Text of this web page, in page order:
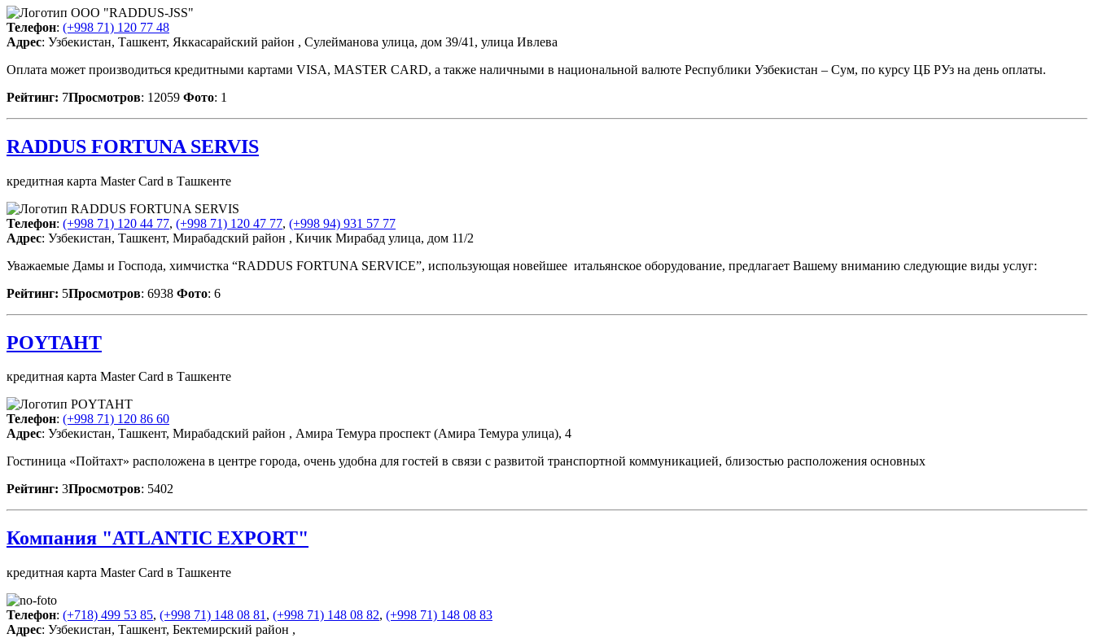
Телефон: (+998 71) 120 77 48
Адрес: Узбекистан, Ташкент, Яккасарайский район , Сулейманова улица, дом 39/41, улица Ивлева
Оплата может производиться кредитными картами VISA, MASTER CARD, а также наличными в национальной валюте Республики Узбекистан – Сум, по курсу ЦБ РУз на день оплаты.
Рейтинг: 7Просмотров: 12059 Фото: 1
RADDUS FORTUNA SERVIS
кредитная карта Master Card в Ташкенте
Телефон: (+998 71) 120 44 77, (+998 71) 120 47 77, (+998 94) 931 57 77
Адрес: Узбекистан, Ташкент, Мирабадский район , Кичик Мирабад улица, дом 11/2
Уважаемые Дамы и Господа, химчистка “RADDUS FORTUNA SERVICE”, использующая новейшее итальянское оборудование, предлагает Вашему вниманию следующие виды услуг:
Рейтинг: 5Просмотров: 6938 Фото: 6
POYTAHT
кредитная карта Master Card в Ташкенте
Телефон: (+998 71) 120 86 60
Адрес: Узбекистан, Ташкент, Мирабадский район , Амира Темура проспект (Амира Темура улица), 4
Гостиница «Пойтахт» расположена в центре города, очень удобна для гостей в связи с развитой транспортной коммуникацией, близостью расположения основных
Рейтинг: 3Просмотров: 5402
Компания "ATLANTIC EXPORT"
кредитная карта Master Card в Ташкенте
Телефон: (+718) 499 53 85, (+998 71) 148 08 81 , (+998 71) 148 08 82, (+998 71) 148 08 83
Адрес: Узбекистан, Ташкент, Бектемирский район ,